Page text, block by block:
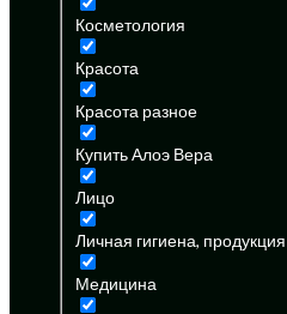
Косметология
Красота
Красота разное
Купить Алоэ Вера
Лицо
Личная гигиена, продукция
Медицина